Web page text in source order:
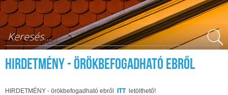
Keresés űrlap
HIRDETMÉNY - örökbefogadható ebről
HIRDETMÉNY - örökbefogadható ebről ITT letölthető!